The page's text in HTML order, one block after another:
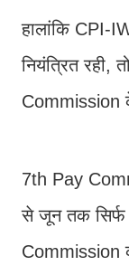
हालांकि CPI-
नियंत्रित रही,
Commission
7th Pay
से जून तक सिर्फ
Commission